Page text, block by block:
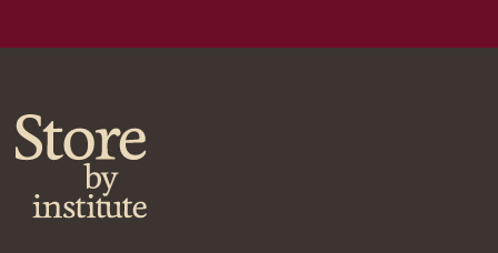
Отправляя адрес электронной почты
вы соглашаетесь с политикой в отношении
обработки персональных данных